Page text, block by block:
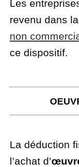
Les
revenu dans
non
ce dispositif.
La déduction
l’achat d’